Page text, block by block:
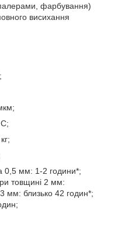
фарбування)
висихання
0,5 мм: 1-2 години*;
товщині 2 мм:
мм: близько 42 годин*;